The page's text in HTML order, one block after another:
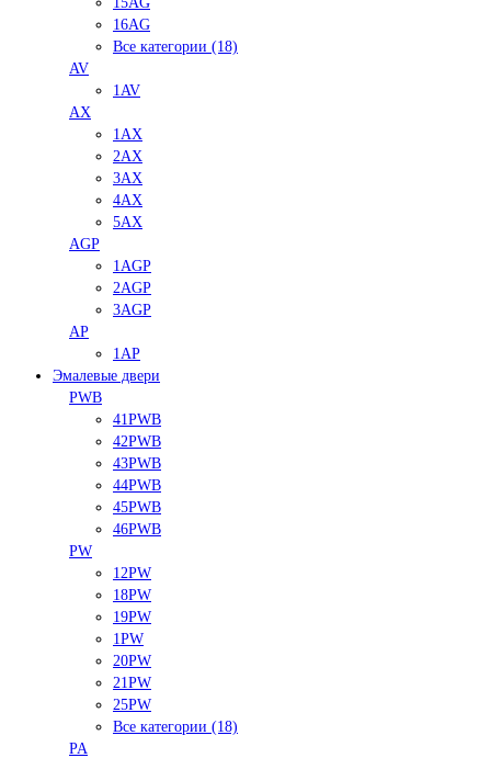
16AG
Все категории (18)
AV
1AV
AX
1AX
2AX
3AX
4AX
5AX
AGP
1AGP
2AGP
3AGP
AP
1AP
Эмалевые двери
PWB
41PWB
42PWB
43PWB
44PWB
45PWB
46PWB
PW
12PW
18PW
19PW
1PW
20PW
21PW
25PW
Все категории (18)
PA